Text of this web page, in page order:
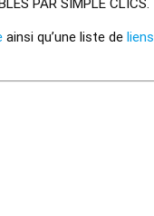
ainsi qu’une liste de liens